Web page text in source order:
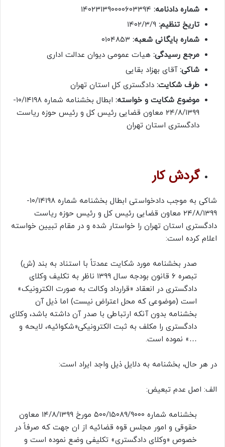
شماره دادنامه:
تاریخ تنظیم:
شماره بایگانی شعبه:
مرجع رسیدگی: هیات عمومی دیوان عدالت اداری
شاکی:آقای بهزاد بقایی
طرف شکایت: دادگستری کل استان تهران
موضوع شکایت و خواسته:
ابطال بخشنامه شماره ۱۰/۱۴۱۹۸-
۲۴/۸/۱۳۹۹ معاون قضایی رئیس کل و رئیس حوزه ریاست
دادگستری استان تهران
گردش کار
شاکی به موجب دادخواستی ابطال بخشنامه شماره ۱۰/۱۴۱۹۸-
۲۴/۸/۱۳۹۹ معاون قضایی رئیس کل و رئیس حوزه ریاست
دادگستری استان تهران را خواستار شده و در مقام تبیین خواسته
اعلام کرده است:
صدر بخشنامه مورد شکایت عمدتاً با استناد به بند (ش)
تبصره ۶ قانون بودجه سال ۱۳۹۹ ناظر به تکلیف وکلای
دادگستری در انعقاد «قرارداد وکالت به صورت الکترونیک»
است (موضوعی که محل اعتراض نیست) اما ذیل آن
بخشنامه بدون آنکه ارتباطی با صدر آن داشته باشد، وکلای
دادگستری را مکلف به ثبت الکترونیکی«شکوائیه، لایحه و
…» نموده است.
در هر حال، بخشنامه به دلایل ذیل واجد ایراد است:
الف: اصل عدم تبعیض:
بخشنامه شماره ۵۰۰/۱۵۰۸۹/۹۰۰۰ مورخ ۱۴/۸/۱۳۹۹ معاون
حقوقی و امور مجلس قوه قضائیه از ان جهت که صرفاً در
خصوص «وکلای دادگستری» تکلیفی وضع نموده است و